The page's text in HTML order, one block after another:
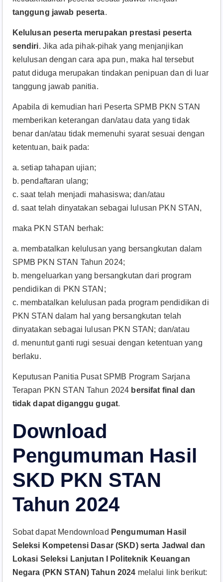
tanggung jawab peserta.
Kelulusan peserta merupakan prestasi peserta
sendiri. Jika ada pihak-pihak yang menjanjikan
kelulusan dengan cara apa pun, maka hal tersebut
patut diduga merupakan tindakan penipuan dan di luar
tanggung jawab panitia.
Apabila di kemudian hari Peserta SPMB PKN STAN
memberikan keterangan dan/atau data yang tidak
benar dan/atau tidak memenuhi syarat sesuai dengan
ketentuan, baik pada:
a. setiap tahapan ujian;
b. pendaftaran ulang;
c. saat telah menjadi mahasiswa; dan/atau
d. saat telah dinyatakan sebagai lulusan PKN STAN,
maka PKN STAN berhak:
a. membatalkan kelulusan yang bersangkutan dalam
SPMB PKN STAN Tahun 2024;
b. mengeluarkan yang bersangkutan dari program
pendidikan di PKN STAN;
c. membatalkan kelulusan pada program pendidikan di
PKN STAN dalam hal yang bersangkutan telah
dinyatakan sebagai lulusan PKN STAN; dan/atau
d. menuntut ganti rugi sesuai dengan ketentuan yang
berlaku.
Keputusan Panitia Pusat SPMB Program Sarjana
Terapan PKN STAN Tahun 2024 bersifat final dan
tidak dapat diganggu gugat.
Download
Pengumuman Hasil
SKD PKN STAN
Tahun 2024
Sobat dapat Mendownload Pengumuman Hasil
Seleksi Kompetensi Dasar (SKD) serta Jadwal dan
Lokasi Seleksi Lanjutan I Politeknik Keuangan
Negara (PKN STAN) Tahun 2024 melalui link berikut: